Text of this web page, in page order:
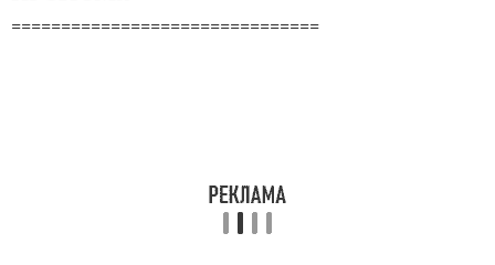
===============================